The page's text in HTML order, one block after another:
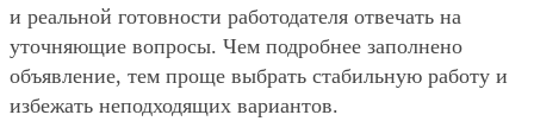
и реальной готовности работодателя отвечать на
уточняющие вопросы. Чем подробнее заполнено
объявление, тем проще выбрать стабильную работу и
избежать неподходящих вариантов.